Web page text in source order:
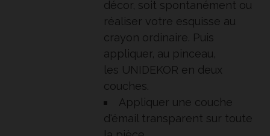
décor, soit spontanément ou
réaliser votre esquisse au
crayon ordinaire. Puis
appliquer, au pinceau,
les UNIDEKOR en deux
couches.
Appliquer une couche
d'émail transparent sur toute